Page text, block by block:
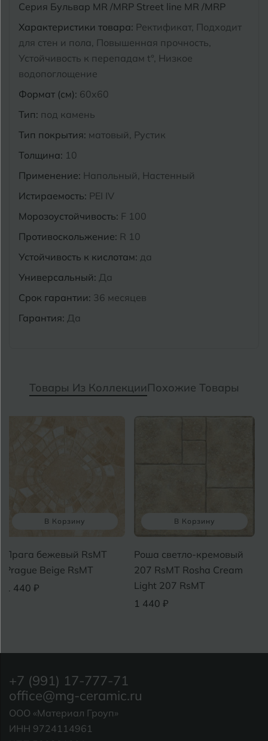
Серия Бульвар MR /MRP Street line MR /MRP
Характеристики товара: Ректификат, Подходит
для стен и пола, Повышенная прочность,
Устойчивость к перепадам t°, Низкое
водопоглощение
Формат (см): 60x60
Тип: под камень
Тип покрытия: матовый, Рустик
Толщина: 10
Применение: Напольный, Настенный
Истираемость: PEI IV
Морозоустойчивость: F 100
Противоскольжение: R 10
Устойчивость к кислотам: да
Универсальный: Да
Срок гарантии: 36 месяцев
Гарантия: Да
Товары Из КоллекцииПохожие Товары
В Корзину
Прага бежевый RsMT
Prague Beige RsMT
1 440 ₽
В Корзину
Роша светло-кремовый
207 RsMT Rosha Cream
Light 207 RsMT
1 440 ₽
+7 (991) 17-777-71
office@mg-ceramic.ru
ООО «Материал Гроуп»
ИНН 9724114961
Муром
Э Энгельс